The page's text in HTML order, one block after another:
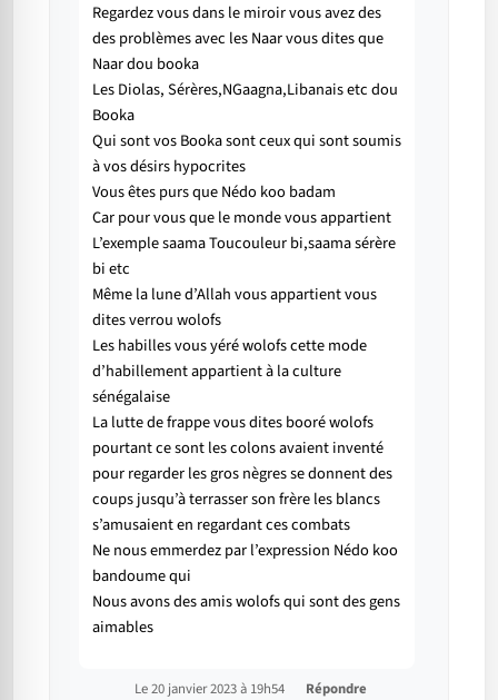
Regardez vous dans le miroir vous avez des
des problèmes avec les Naar vous dites que
Naar dou booka
Les Diolas, Sérères,NGaagna,Libanais etc dou
Booka
Qui sont vos Booka sont ceux qui sont soumis
à vos désirs hypocrites
Vous êtes purs que Nédo koo badam
Car pour vous que le monde vous appartient
L’exemple saama Toucouleur bi,saama sérère
bi etc
Même la lune d’Allah vous appartient vous
dites verrou wolofs
Les habilles vous yéré wolofs cette mode
d’habillement appartient à la culture
sénégalaise
La lutte de frappe vous dites booré wolofs
pourtant ce sont les colons avaient inventé
pour regarder les gros nègres se donnent des
coups jusqu’à terrasser son frère les blancs
s’amusaient en regardant ces combats
Ne nous emmerdez par l’expression Nédo koo
bandoume qui
Nous avons des amis wolofs qui sont des gens
aimables
Le 20 janvier 2023 à 19h54 Répondre